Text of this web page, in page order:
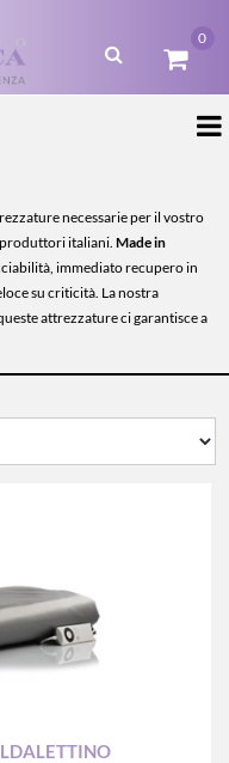
0
necessarie per il vostro
italiani.Made in
immediato recupero in
su criticità. La nostra
attrezzature ci garantisce a